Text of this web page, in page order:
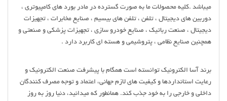
میباشد .کلیه محصولات ما به صورت گسترده در مادر بورد های کامپیوتری ،
دوربین های دیجیتال ، تلفن ، تلفن های بیسیم ، صنایع مخابرات ، تجهیزات
دیجیتال ، صنعت رباتیک ، صنایع خودرو سازی ، تجهیزات پزشکی و صنعتی و
همچنین صنایع نظامی ، پتروشیمی و هسته ای کاربرد دارد .
برند آسا الکترونیک توانسته است همگام با پیشرفت صنعت الکترونیک و
رعایت استانداردها و کیفیت های لازم جهانی، اعتماد و توجه مصرف کنندگان
داخلی و خارجی را به خود جذب کند. همانطور که میدانید، دنیا روز به روز